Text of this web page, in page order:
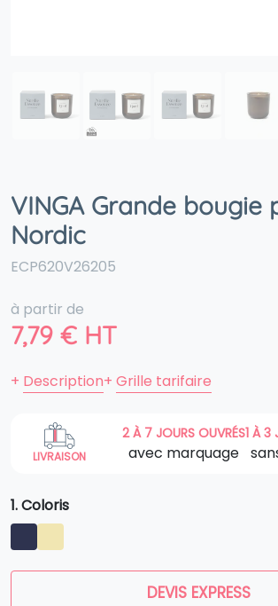
VINGA Grande bougie
Nordic
ECP620V26205
à partir de
7,79 € HT
+ Description+ Grille tarifaire
LIVRAISON
2 À 7 JOURS OUVRÉS
avec marquage
1 À 3
1. Coloris
DEVIS EXPRESS